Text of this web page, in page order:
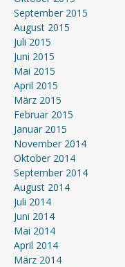
September 2015
August 2015
Juli 2015
Juni 2015
Mai 2015
April 2015
März 2015
Februar 2015
Januar 2015
November 2014
Oktober 2014
September 2014
August 2014
Juli 2014
Juni 2014
Mai 2014
April 2014
März 2014